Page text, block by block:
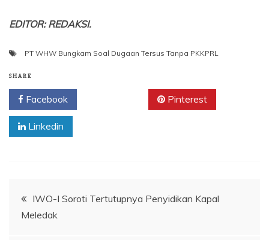
EDITOR: REDAKSI.
PT WHW Bungkam Soal Dugaan Tersus Tanpa PKKPRL
SHARE
Facebook Pinterest
Linkedin
Navigasi
IWO-I Soroti Tertutupnya Penyidikan Kapal
Meledak